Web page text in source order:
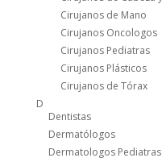
Cirujanos de Mano
Cirujanos Oncologos
Cirujanos Pediatras
Cirujanos Plásticos
Cirujanos de Tórax
D
Dentistas
Dermatólogos
Dermatologos Pediatras